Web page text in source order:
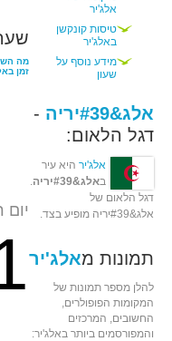
אלג'יר
טיסות קונקשן
באלג'יר
מידע נוסף על
שעון
אלג&#39יריה
-
דגל הלאום:
אלג'יר היא עיר
באלג&#39יריה
.
דגל הלאום של
אלג&#39יריה מופיע בצד.
תמונות מאלג'יר
להלן מספר תמונות של
המקומות הפופולרים,
החשובים, המרכזים
והמפורסמים ביותר באלג'יר:
שעה
מה
זמן
יום